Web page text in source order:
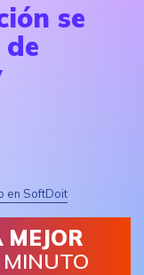
se
en SoftDoit
MEJOR